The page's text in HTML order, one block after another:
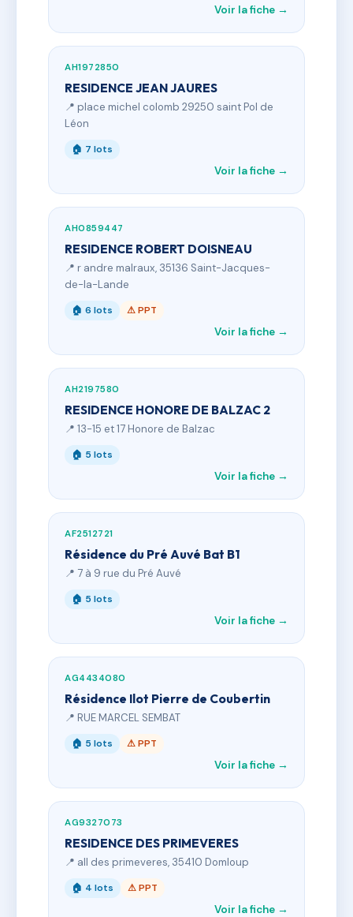
Voir la fiche →
AH1972850
RESIDENCE JEAN JAURES
📍 place michel colomb 29250 saint Pol de
Léon
🏠 7 lots
Voir la fiche →
AH0859447
RESIDENCE ROBERT DOISNEAU
📍 r andre malraux, 35136 Saint-Jacques-
de-la-Lande
🏠 6 lots ⚠ PPT
Voir la fiche →
AH2197580
RESIDENCE HONORE DE BALZAC 2
📍 13-15 et 17 Honore de Balzac
🏠 5 lots
Voir la fiche →
AF2512721
Résidence du Pré Auvé Bat B1
📍 7 à 9 rue du Pré Auvé
🏠 5 lots
Voir la fiche →
AG4434080
Résidence Ilot Pierre de Coubertin
📍 RUE MARCEL SEMBAT
🏠 5 lots ⚠ PPT
Voir la fiche →
AG9327073
RESIDENCE DES PRIMEVERES
📍 all des primeveres, 35410 Domloup
🏠 4 lots ⚠ PPT
Voir la fiche →